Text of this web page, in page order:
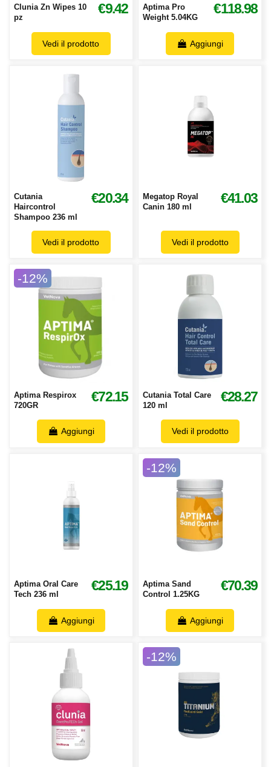
Clunia Zn Wipes 10
pz
€9.42
Vedi il prodotto
Aptima Pro
Weight 5.04KG
€118.98
Aggiungi
Cutania
Haircontrol
Shampoo 236 ml
€20.34
Vedi il prodotto
Megatop Royal
Canin 180 ml
€41.03
Vedi il prodotto
-12%
Aptima Respirox
720GR
€72.15
Aggiungi
Cutania Total Care
120 ml
€28.27
Vedi il prodotto
Aptima Oral Care
Tech 236 ml
€25.19
Aggiungi
-12%
Aptima Sand
Control 1.25KG
€70.39
Aggiungi
-12%